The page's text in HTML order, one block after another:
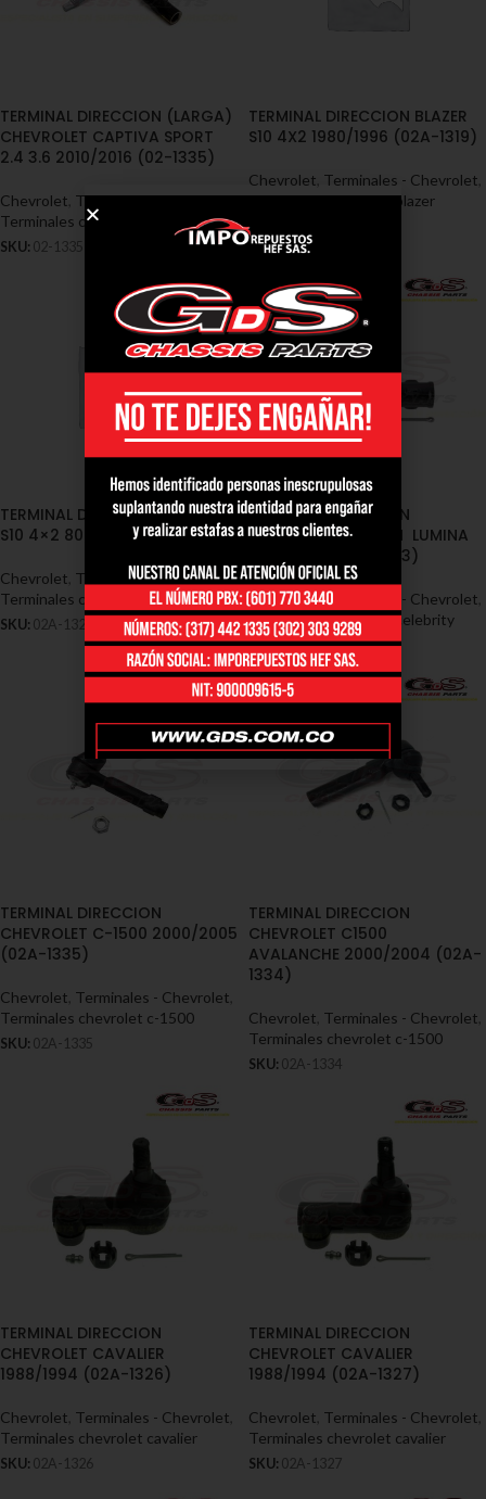
TERMINAL DIRECCION (LARGA)
CHEVROLET CAPTIVA SPORT
2.4 3.6 2010/2016 (02-1335)
Chevrolet Terminales - Chevrolet,
Terminales chevrolet captiva
SKU: 02-1335
TERMINAL DIRECCION BLAZER
S10 4X2 1980/1996 (02A-1319)
Chevrolet Terminales - Chevrolet
Terminales chevrolet blazer
SKU:
TERMINAL DIRECCION BLAZER
S10 4×2 80/96
Chevrolet Terminales - Chevrolet,
Terminales chevrolet blazer
SKU: 02A-1320
TERMINAL DIRECCION
CELEBRITY CITATION LUMINA
1980/1988 (02A-1323)
Chevrolet, Terminales - Chevrolet
Terminales chevrolet celebrity
SKU:02A-1323
TERMINAL DIRECCION
CHEVROLET C-1500 2000/2005
(02A-1335)
Chevrolet Terminales - Chevrolet
Terminales chevrolet c-1500
SKU: 02A-1335
TERMINAL DIRECCION
CHEVROLET C1500
AVALANCHE 2000/2004 (02A-
1334)
Chevrolet Terminales - Chevrolet
Terminales chevrolet c-1500
SKU: 02A-1334
TERMINAL DIRECCION
CHEVROLET CAVALIER
1988/1994 (02A-1326)
Chevrolet Terminales - Chevrolet
Terminales chevrolet cavalier
SKU: 02A-1326
TERMINAL DIRECCION
CHEVROLET CAVALIER
1988/1994 (02A-1327)
Chevrolet Terminales - Chevrolet
Terminales chevrolet cavalier
SKU: 02A-1327